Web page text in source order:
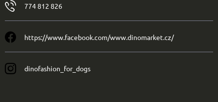
774 812 826
https://www.facebook.com/www.dinomarket.cz/
dinofashion_for_dogs